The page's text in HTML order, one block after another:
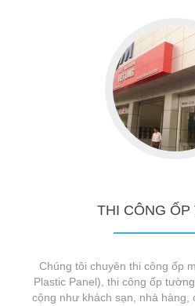
THI CÔNG ỐP
Chúng tôi chuyên thi công ốp
Plastic Panel), thi công ốp
cộng như khách sạn, nhà hàng,